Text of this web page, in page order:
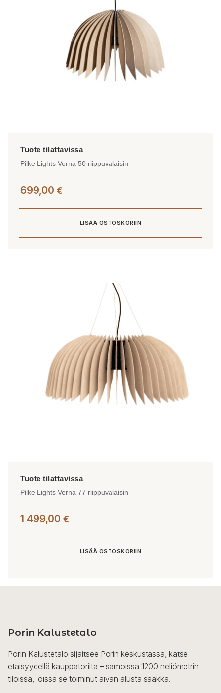
Pilke Lights Verna 50 riippuvalaisin
699,00 €
LISÄÄ OSTOSKORIIN
Pilke Lights Verna 77 riippuvalaisin
1 499,00 €
LISÄÄ OSTOSKORIIN
Porin Kalustetalo
Porin Kalustetalo sijaitsee Porin keskustassa, katse-
etäisyydellä kauppatorilta – samoissa 1200 neliömetrin
tiloissa, joissa se toiminut aivan alusta saakka.